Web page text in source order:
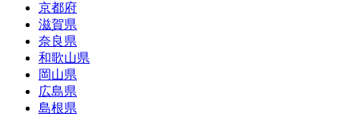
京都府
滋賀県
奈良県
和歌山県
岡山県
広島県
島根県